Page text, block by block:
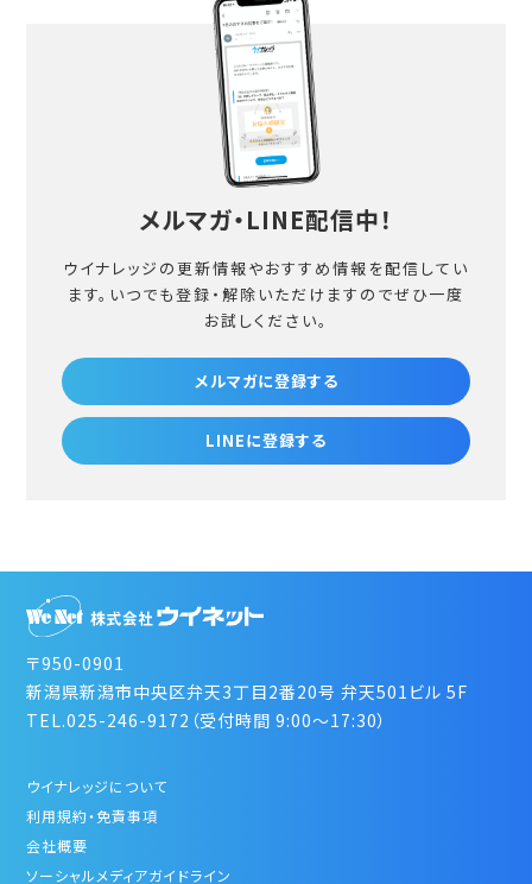
メルマガ・LINE配信中！
ウイナレッジの更新情報やおすすめ情報を配信してい
ます。 いつでも登録・解除いただけますのでぜひ一度
お試しください。
メルマガに登録する
LINEに登録する
〒950-0901
新潟県新潟市中央区弁天3丁目2番20号 弁天501ビル 5F
TEL.025-246-9172（受付時間 9:00～17:30）
ウイナレッジについて
利用規約・免責事項
会社概要
ソーシャルメディアガイドライン